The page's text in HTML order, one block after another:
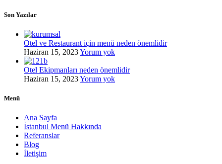
Son Yazılar
Otel ve Restaurant için menü neden önemlidir
Haziran 15, 2023Yorum yok
Otel Ekipmanları neden önemlidir
Haziran 15, 2023Yorum yok
Menü
Ana Sayfa
İstanbul Menü Hakkında
Referanslar
Blog
İletişim